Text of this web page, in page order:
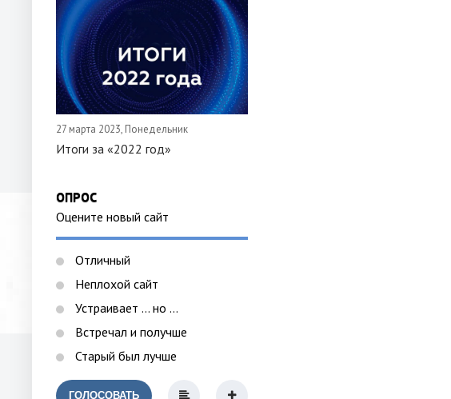
27 марта 2023, Понедельник
Итоги за «2022 год»
ОПРОС
Оцените новый сайт
Отличный
Неплохой сайт
Устраивает ... но ...
Встречал и получше
Старый был лучше
ГОЛОСОВАТЬ